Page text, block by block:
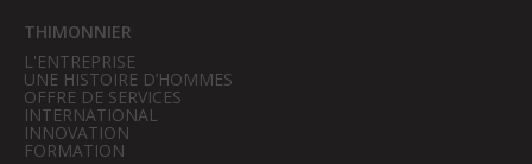
THIMONNIER
L'ENTREPRISE
UNE HISTOIRE D’HOMMES
OFFRE DE SERVICES
INTERNATIONAL
INNOVATION
FORMATION